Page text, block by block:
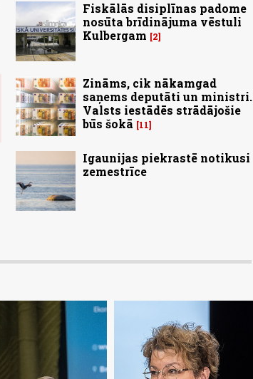
Fiskālās disiplīnas padome
nosūta brīdinājuma vēstuli
Kulbergam
2
Zināms, cik nākamgad
saņems deputāti un ministri.
Valsts iestādēs strādājošie
būs šokā
11
Igaunijas piekrastē notikusi
zemestrīce